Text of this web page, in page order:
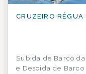
CRUZEIRO
Subida de Barco
e Descida de